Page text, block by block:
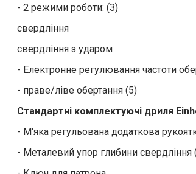
- 2 режими роботи: (3)
свердління
свердління з ударом
- Електронне регулювання частоти
- праве/ліве обертання (5)
Стандартні комплектуючі дриля
- М'яка регульована додаткова
- Металевий упор глибини свердління